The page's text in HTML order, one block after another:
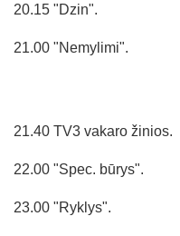
20.15 "Dzin".
21.00 "Nemylimi".
21.40 TV3 vakaro žinios.
22.00 "Spec. būrys".
23.00 "Ryklys".